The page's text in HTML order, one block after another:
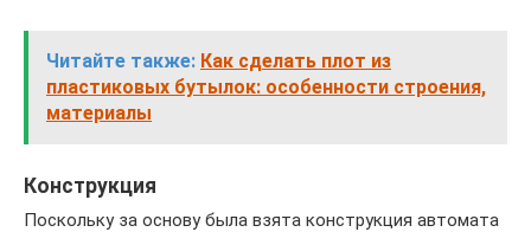
Читайте также: Как сделать плот из
пластиковых бутылок: особенности строения,
материалы
Конструкция
Поскольку за основу была взята конструкция автомата